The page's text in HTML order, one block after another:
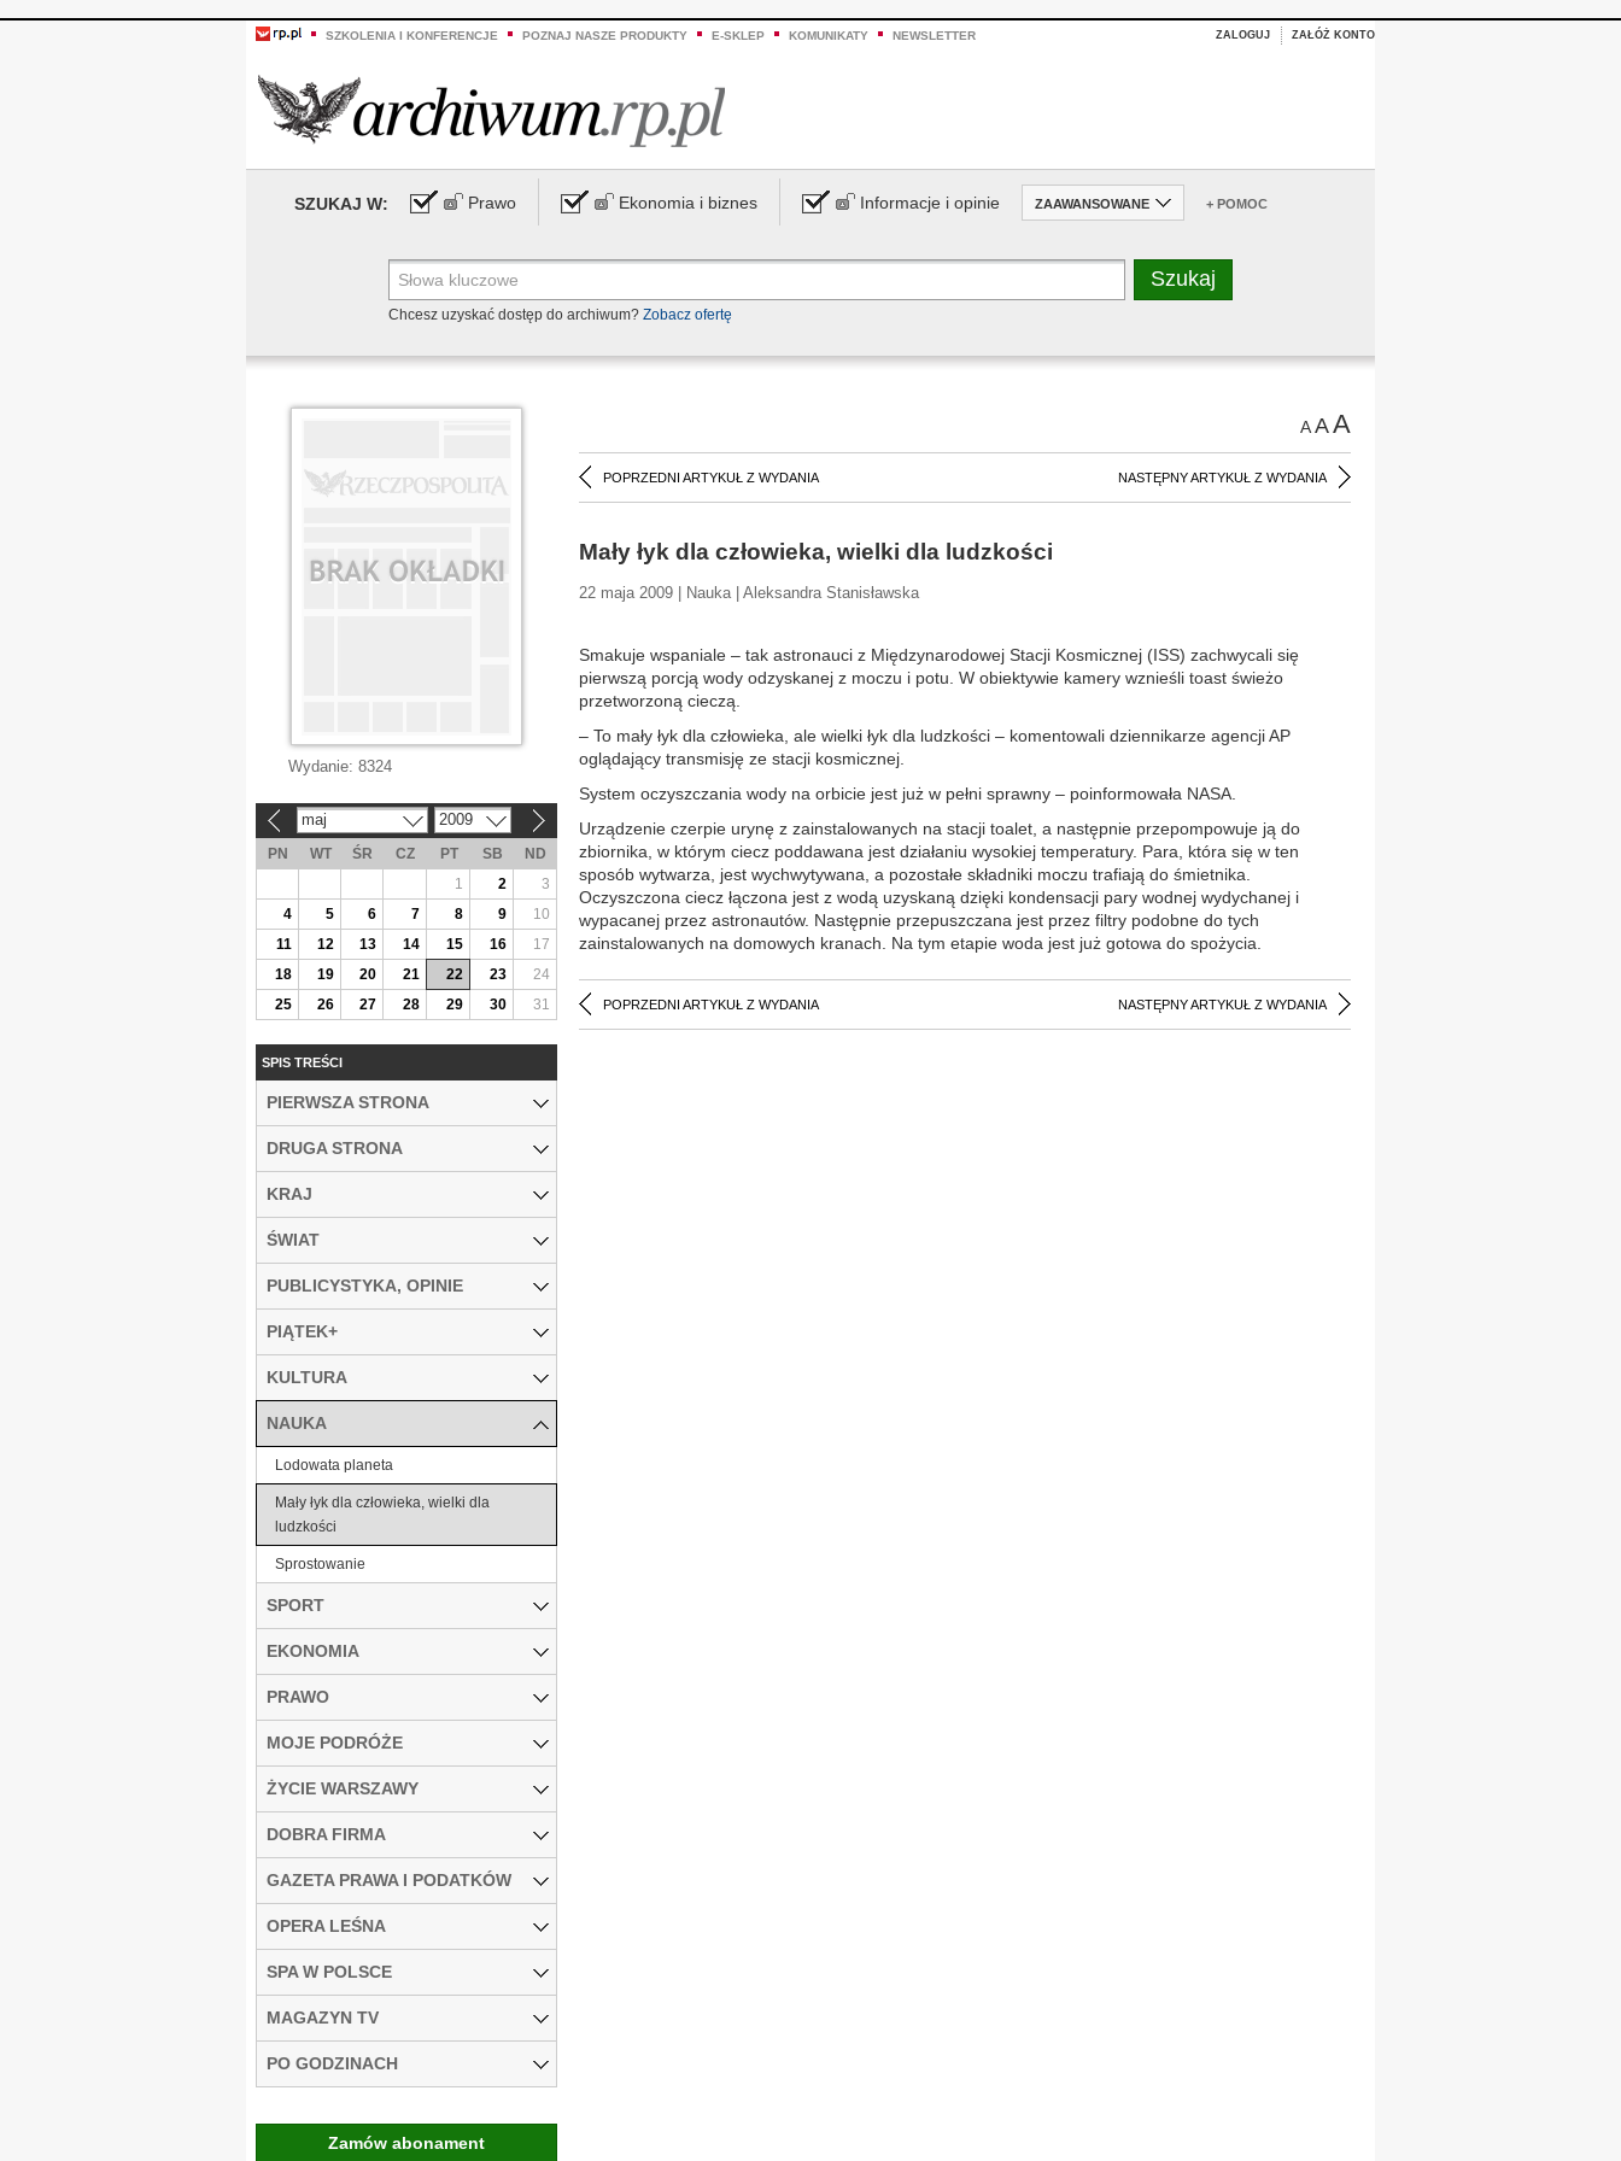
SZKOLENIA I KONFERENCJE POZNAJ NASZE PRODUKTY E-SKLEP KOMUNIKATY NEWSLETTER ZALOGUJ ZAŁÓŻ KONTO
SZUKAJ W: Prawo Ekonomia i biznes Informacje i opinie ZAAWANSOWANE + POMOC
Chcesz uzyskać dostęp do archiwum? Zobacz ofertę
AAA
POPRZEDNI ARTYKUŁ Z WYDANIA NASTĘPNY ARTYKUŁ Z WYDANIA
Mały łyk dla człowieka, wielki dla ludzkości
22 maja 2009 | Nauka | Aleksandra Stanisławska
Smakuje wspaniale – tak astronauci z Międzynarodowej Stacji Kosmicznej (ISS) zachwycali się
pierwszą porcją wody odzyskanej z moczu i potu. W obiektywie kamery wznieśli toast świeżo
przetworzoną cieczą.
– To mały łyk dla człowieka, ale wielki łyk dla ludzkości – komentowali dziennikarze agencji AP
oglądający transmisję ze stacji kosmicznej.
System oczyszczania wody na orbicie jest już w pełni sprawny – poinformowała NASA.
Urządzenie czerpie urynę z zainstalowanych na stacji toalet, a następnie przepompowuje ją do
zbiornika, w którym ciecz poddawana jest działaniu wysokiej temperatury. Para, która się w ten
sposób wytwarza, jest wychwytywana, a pozostałe składniki moczu trafiają do śmietnika.
Oczyszczona ciecz łączona jest z wodą uzyskaną dzięki kondensacji pary wodnej wydychanej i
wypacanej przez astronautów. Następnie przepuszczana jest przez filtry podobne do tych
zainstalowanych na domowych kranach. Na tym etapie woda jest już gotowa do spożycia.
POPRZEDNI ARTYKUŁ Z WYDANIA NASTĘPNY ARTYKUŁ Z WYDANIA
Wydanie: 8324
maj 2009
PN WT ŚR CZ PT SB
ND
1
2
3
4
5 6 7 8 9
10
11
12 13 14 15 16
17
18
19 20 21 22 23
24
25
26 27 28 29 30 31
SPIS TREŚCI
PIERWSZA STRONA
DRUGA STRONA
KRAJ
ŚWIAT
PUBLICYSTYKA, OPINIE
PIĄTEK+
KULTURA
NAUKA
Lodowata planeta
Mały łyk dla człowieka, wielki dla
ludzkości
Sprostowanie
SPORT
EKONOMIA
PRAWO
MOJE PODRÓŻE
ŻYCIE WARSZAWY
DOBRA FIRMA
GAZETA PRAWA I PODATKÓW
OPERA LEŚNA
SPA W POLSCE
MAGAZYN TV
PO GODZINACH
Zamów abonament